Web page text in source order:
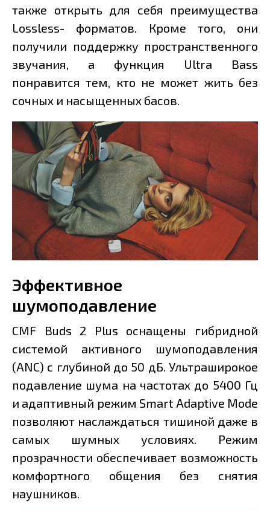
также открыть для себя преимущества
Lossless- форматов. Кроме того, они
получили поддержку пространственного
звучания, а функция Ultra Bass
понравится тем, кто не может жить без
сочных и насыщенных басов.
Эффективное
шумоподавление
CMF Buds 2 Plus оснащены гибридной
системой активного шумоподавления
(ANC) с глубиной до 50 дБ. Ультраширокое
подавление шума на частотах до 5400 Гц
и адаптивный режим Smart Adaptive Mode
позволяют наслаждаться тишиной даже в
самых шумных условиях. Режим
прозрачности обеспечивает возможность
комфортного общения без снятия
наушников.